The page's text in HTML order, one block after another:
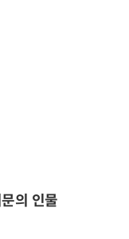
의 인물